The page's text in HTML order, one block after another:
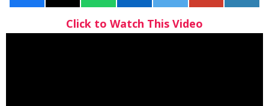
Click to Watch This Video